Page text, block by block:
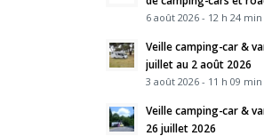
6 août 2026 - 12 h 24 min
Veille camping-car &
juillet au 2 août 2026
3 août 2026 - 11 h 09 min
Veille camping-car &
26 juillet 2026